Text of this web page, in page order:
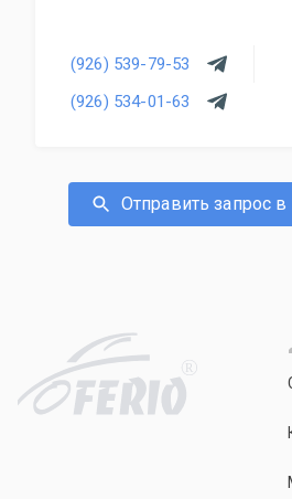
(926) 539-79-53
(926) 534-01-63
Отправить запрос
R